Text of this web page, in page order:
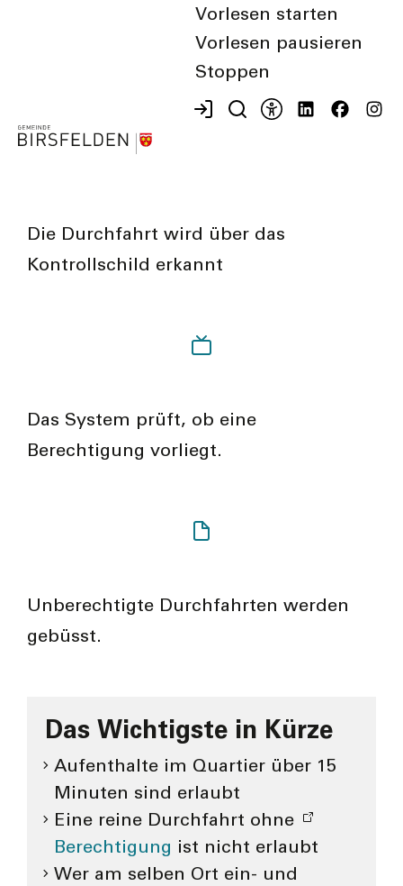
Vorlesen starten
Vorlesen pausieren
Stoppen
verhalten können und dass niemand
Die Durchfahrt wird über das
Kontrollschild erkannt
Das System prüft, ob eine
Berechtigung vorliegt.
Unberechtigte Durchfahrten werden
gebüsst.
Das Wichtigste in Kürze
Aufenthalte im Quartier über 15
Minuten sind erlaubt
Eine reine Durchfahrt ohne
Berechtigung ist nicht erlaubt
Wer am selben Ort ein- und